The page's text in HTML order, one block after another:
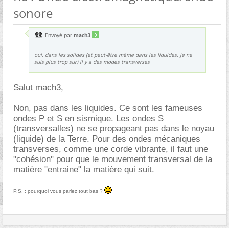
sonore
Envoyé par mach3
oui, dans les solides (et peut-être même dans les liquides, je ne
suis plus trop sur) il y a des modes transverses
Salut mach3,
Non, pas dans les liquides. Ce sont les fameuses
ondes P et S en sismique. Les ondes S
(transversalles) ne se propageant pas dans le noyau
(liquide) de la Terre. Pour des ondes mécaniques
transverses, comme une corde vibrante, il faut une
"cohésion" pour que le mouvement transversal de la
matière "entraine" la matière qui suit.
P.S. : pourquoi vous parlez tout bas ?